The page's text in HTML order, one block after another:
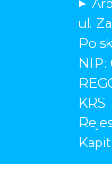
ul.
NIP: